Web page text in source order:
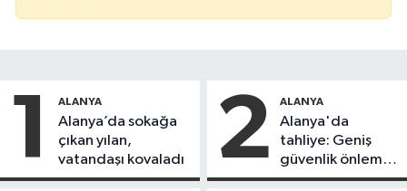
1 ALANYA
Alanya’da sokağa
çıkan yılan,
vatandaşı kovaladı
2 ALANYA
Alanya'da
tahliye: Geniş
güvenlik önlemi
alındı